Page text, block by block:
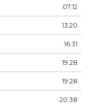
07:12
13:20
16:31
19:28
19:28
20:38